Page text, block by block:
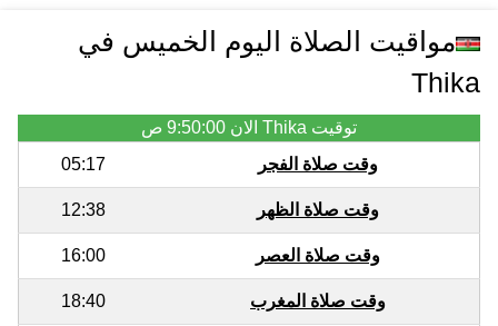
مواقيت الصلاة اليوم الخميس في
Thika
توقيت Thika الان
9:50:00 ص
وقت صلاة الفجر
05:17
وقت صلاة الظهر 12:38
وقت صلاة العصر 16:00
وقت صلاة المغرب 18:40